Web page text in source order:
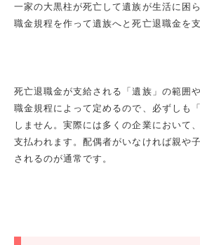
一家の大黒柱が死亡して遺族が生活に困
職金規程を作って遺族へと死亡退職金を支
死亡退職金が支給される「遺族」の範囲
職金規程によって定めるので、必ずしも
しません。実際には多くの企業において
支払われます。配偶者がいなければ親や
されるのが通常です。